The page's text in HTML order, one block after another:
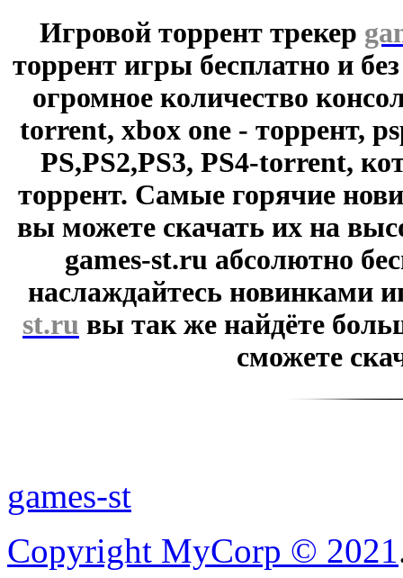
Игровой торрент трекер
торрент игры бесплатно и
огромное количество
torrent, xbox one - торрент,
PS,PS2,PS3, PS4-torrent,
торрент. Самые горячие
вы можете скачать их на
games-st.ru абсолютно
наслаждайтесь новинками
st.ru вы так же найдёте
сможете
games-st
Copyright MyCorp © 2021